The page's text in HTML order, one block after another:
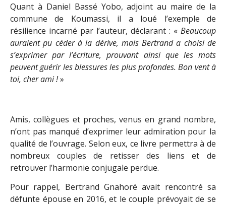
Quant à Daniel Bassé Yobo, adjoint au maire de la
commune de Koumassi, il a loué l’exemple de
résilience incarné par l’auteur, déclarant : « Beaucoup
auraient pu céder à la dérive, mais Bertrand a choisi de
s’exprimer par l’écriture, prouvant ainsi que les mots
peuvent guérir les blessures les plus profondes. Bon vent à
toi, cher ami !»
Amis, collègues et proches, venus en grand nombre,
n’ont pas manqué d’exprimer leur admiration pour la
qualité de l’ouvrage. Selon eux, ce livre permettra à de
nombreux couples de retisser des liens et de
retrouver l’harmonie conjugale perdue.
Pour rappel, Bertrand Gnahoré avait rencontré sa
défunte épouse en 2016, et le couple prévoyait de se